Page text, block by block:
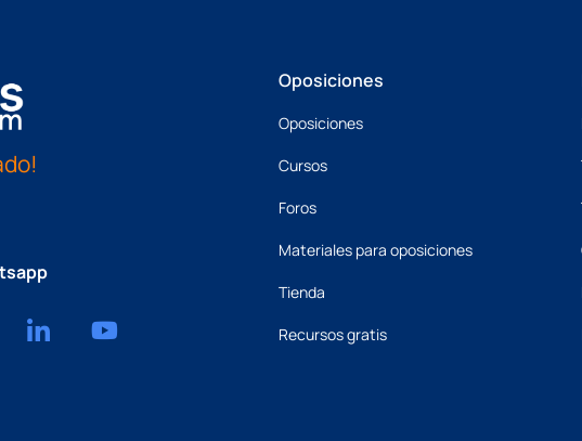
Oposiciones
Oposiciones
Cursos
Foros
Materiales para oposiciones
Tienda
Recursos gratis